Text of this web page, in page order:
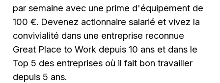
par semaine avec une prime d'équipement de
100 €. Devenez actionnaire salarié et vivez la
convivialité dans une entreprise reconnue
Great Place to Work depuis 10 ans et dans le
Top 5 des entreprises où il fait bon travailler
depuis 5 ans.